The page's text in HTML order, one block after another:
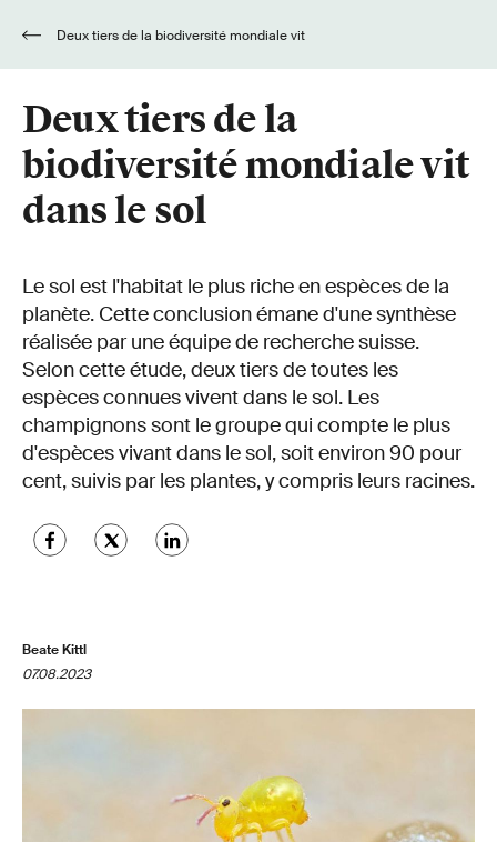
Deux tiers de la
biodiversité mondiale vit
dans le sol
Le sol est l'habitat le plus riche en espèces de la
planète. Cette conclusion émane d'une synthèse
réalisée par une équipe de recherche suisse.
Selon cette étude, deux tiers de toutes les
espèces connues vivent dans le sol. Les
champignons sont le groupe qui compte le plus
d'espèces vivant dans le sol, soit environ 90 pour
cent, suivis par les plantes, y compris leurs racines.
Beate Kittl
07.08.2023